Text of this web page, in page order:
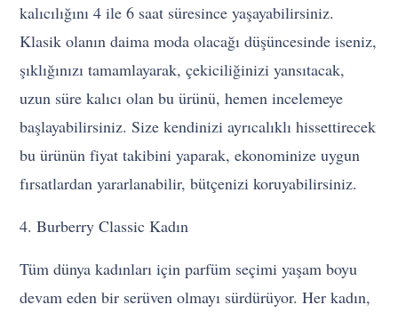
kalıcılığını 4 ile 6 saat süresince yaşayabilirsiniz.
Klasik olanın daima moda olacağı düşüncesinde iseniz,
şıklığınızı tamamlayarak, çekiciliğinizi yansıtacak,
uzun süre kalıcı olan bu ürünü, hemen incelemeye
başlayabilirsiniz. Size kendinizi ayrıcalıklı hissettirecek
bu ürünün fiyat takibini yaparak, ekonominize uygun
fırsatlardan yararlanabilir, bütçenizi koruyabilirsiniz.
4. Burberry Classic Kadın
Tüm dünya kadınları için parfüm seçimi yaşam boyu
devam eden bir serüven olmayı sürdürüyor. Her kadın,